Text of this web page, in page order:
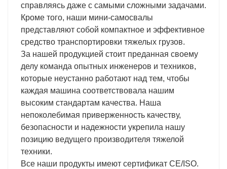
справляясь даже с самыми сложными задачами.
Кроме того, наши мини-самосвалы
представляют собой компактное и эффективное
средство транспортировки тяжелых грузов.
За нашей продукцией стоит преданная своему
делу команда опытных инженеров и техников,
которые неустанно работают над тем, чтобы
каждая машина соответствовала нашим
высоким стандартам качества. Наша
непоколебимая приверженность качеству,
безопасности и надежности укрепила нашу
позицию ведущего производителя тяжелой
техники.
Все наши продукты имеют сертификат CE/ISO.